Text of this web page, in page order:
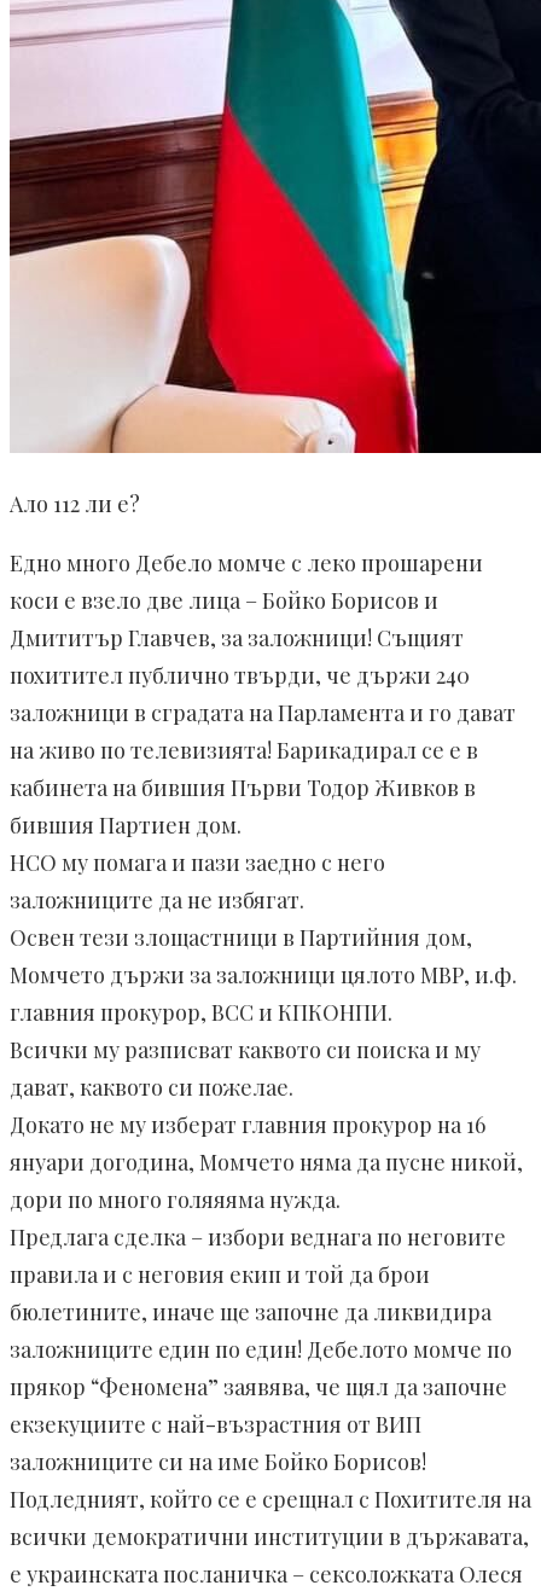
Ало 112 ли е?
Едно много Дебело момче с леко прошарени
коси е взело две лица – Бойко Борисов и
Дмититър Главчев, за заложници! Същият
похитител публично твърди, че държи 240
заложници в сградата на Парламента и го дават
на живо по телевизията! Барикадирал се е в
кабинета на бившия Първи Тодор Живков в
бившия Партиен дом.
НСО му помага и пази заедно с него
заложниците да не избягат.
Освен тези злощастници в Партийния дом,
Момчето държи за заложници цялото МВР, и.ф.
главния прокурор, ВСС и КПКОНПИ.
Всички му разписват каквото си поиска и му
дават, каквото си пожелае.
Докато не му изберат главния прокурор на 16
януари догодина, Момчето няма да пусне никой,
дори по много голяяяма нужда.
Предлага сделка – избори веднага по неговите
правила и с неговия екип и той да брои
бюлетините, иначе ще започне да ликвидира
заложниците един по един! Дебелото момче по
прякор “Феномена” заявява, че щял да започне
екзекуциите с най-възрастния от ВИП
заложниците си на име Бойко Борисов!
Подледният, който се е срещнал с Похитителя на
всички демократични институции в държавата,
е украинската посланичка – сексоложката Олеся